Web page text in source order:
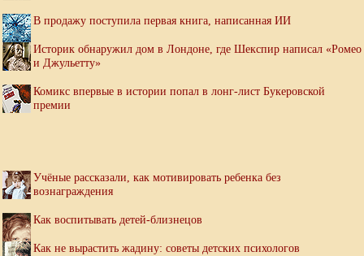
В продажу поступила первая книга, написанная ИИ
Историк обнаружил дом в Лондоне, где Шекспир написал «Ромео
и Джульетту»
Комикс впервые в истории попал в лонг-лист Букеровской
премии
Учёные рассказали, как мотивировать ребенка без
вознаграждения
Как воспитывать детей-близнецов
Как не вырастить жадину: советы детских психологов